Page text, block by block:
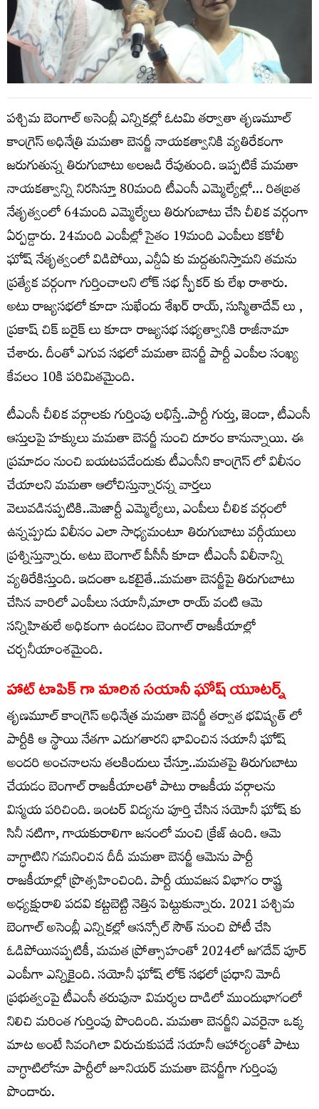
పశ్చిమ బెంగాల్ అసెంబ్లీ ఎన్నికల్లో ఓటమి తర్వాతా తృణమూల్
కాంగ్రెస్ అధినేత్రి మమతా బెనర్జీ నాయకత్వానికి వ్యతిరేకంగా
జరుగుతున్న తిరుగుబాటు అలజడి రేపుతుంది. ఇప్పటికే మమతా
నాయకత్వాన్ని నిరసిస్తూ 80మంది టీఎంసీ ఎమ్మెల్యేల్లో… రితబ్రత
నేతృత్వంలో 64మంది ఎమ్మెల్యేలు తిరుగుబాటు చేసి చీలిక వర్గంగా
ఏర్పడ్డారు. 24మంది ఎంపీల్లో సైతం 19మంది ఎంపీలు కకోలీ
ఘోష్ నేతృత్వంలో విడిపోయి, ఎన్డీఏ కు మద్దతునిస్తామని తమను
ప్రత్యేక వర్గంగా గుర్తించాలని లోక్ సభ స్పీకర్ కు లేఖ రాశారు.
అటు రాజ్యసభలో కూడా సుఖేందు శేఖర్ రాయ్, సుస్మితాదేవ్ లు ,
ప్రకాష్ చిక్ బరైక్ లు కూడా రాజ్యసభ సభ్యత్వానికి రాజీనామా
చేశారు. దీంతో ఎగువ సభలో మమతా బెనర్జీ పార్టీ ఎంపీల సంఖ్య
కేవలం 10కి పరిమితమైంది.
టీఎంసీ చీలిక వర్గాలకు గుర్తింపు లభిస్తే..పార్టీ గుర్తు, జెండా, టీఎంసీ
ఆస్తులపై హక్కులు మమతా బెనర్జీ నుంచి దూరం కానున్నాయి. ఈ
ప్రమాదం నుంచి బయటపడేందుకు టీఎంసీని కాంగ్రెస్ లో విలీనం
చేయాలని మమతా ఆలోచిస్తున్నారన్న వార్తలు
వెలువడినప్పటికి..మెజార్టీ ఎమ్మెల్యేలు, ఎంపీలు చీలిక వర్గంలో
ఉన్నప్పుడు విలీనం ఎలా సాధ్యమంటూ తిరుగుబాటు వర్గీయులు
ప్రశ్నిస్తున్నారు. అటు బెంగాల్ పీసీసీ కూడా టీఎంసీ విలీనాన్ని
వ్యతిరేకిస్తుంది. ఇదంతా ఒకటైతే..మమతా బెనర్జీపై తిరుగుబాటు
చేసిన వారిలో ఎంపీలు సయానీ,మాలా రాయ్ వంటి ఆమె
సన్నిహితులే అధికంగా ఉండటం బెంగాల్ రాజకీయాల్లో
చర్చనీయాంశమైంది.
హాట్ టాపిక్ గా మారిన సయానీ ఘోష్ యూటర్న్
తృణమూల్ కాంగ్రెస్ అధినేత్ర మమతా బెనర్జీ తర్వాత భవిష్యత్ లో
పార్టీకి ఆ స్థాయి నేతగా ఎదుగతారని భావించిన సయానీ ఘోష్
అందరి అంచనాలను తలకిందులు చేస్తూ..మమతపై తిరుగుబాటు
చేయడం బెంగాల్ రాజకీయాలతో పాటు రాజకీయ వర్గాలను
విస్మయ పరిచింది. ఇంటర్ విద్యను పూర్తి చేసిన సయోనీ ఘోష్ కు
సినీ నటిగా, గాయకురాలిగా జనంలో మంచి క్రేజ్ ఉంది. ఆమె
వాగ్ధాటిని గమనించిన దీదీ మమతా బెనర్జీ ఆమెను పార్టీ
రాజకీయాల్లో ప్రొత్సహించింది. పార్టీ యువ‌జ‌న విభాగం రాష్ట్ర
అధ్య‌క్షురాలి ప‌ద‌వి క‌ట్ట‌బెట్టి నెత్తిన పెట్టుకున్నారు. 2021 పశ్చిమ
బెంగాల్ అసెంబ్లీ ఎన్నికల్లో ఆసన్సోల్ సౌత్ నుంచి పోటీ చేసి
ఓడిపోయినప్పటికీ, మమత ప్రోత్సాహంతో 2024లో జగదేవ్ పూర్
ఎంపీగా ఎన్నికైంది. సయోనీ ఘోష్ లోక్ సభలో ప్రధాని మోదీ
ప్రభుత్వంపై టీఎంసీ తరుపునా విమర్శల దాడిలో ముందుభాగంలో
నిలిచి మరింత గుర్తింపు పొందింది. మ‌మ‌తా బెన‌ర్జీని ఎవ‌రైనా ఒక్క
మాట అంటే సివంగిలా విరుచుకుప‌డే స‌యానీ ఆహార్యంతో పాటు
వాగ్ధాటిలోనూ పార్టీలో జూనియర్ మమతా బెనర్జీగా గుర్తింపు
పొందారు.